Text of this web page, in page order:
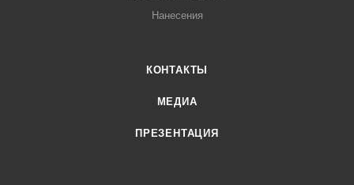
Нанесения
КОНТАКТЫ
МЕДИА
ПРЕЗЕНТАЦИЯ